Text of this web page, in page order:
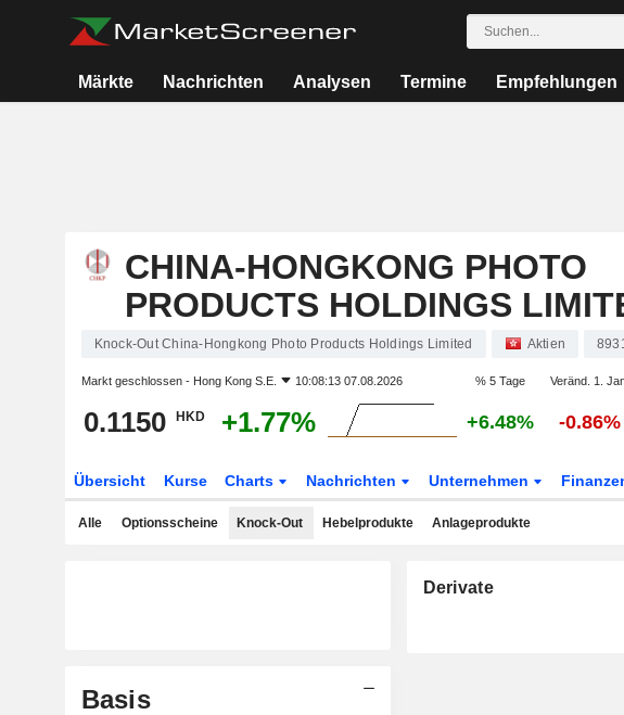
Märkte Nachrichten Analysen Termine Empfehlungen
CHINA-HONGKONG PHOTO
PRODUCTS HOLDINGS
Knock-Out China-Hongkong Photo Products Holdings Limited Aktien
Markt geschlossen - Hong Kong S.E. 10:08:13 07.08.2026 % 5 Tage Veränd. 1.
0.1150 HKD +1.77% +6.48% -0.86%
Übersicht Kurse Charts Nachrichten Unternehmen
Alle Optionsscheine Knock-Out Hebelprodukte Anlageprodukte
Basis
Derivate